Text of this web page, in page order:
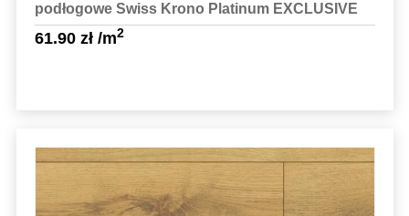
podłogowe Swiss Krono Platinum EXCLUSIVE
61.90 zł/m2
Sprawdź szczegóły